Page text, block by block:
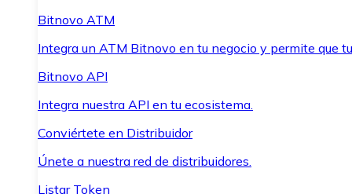
Bitnovo ATM
Integra un ATM Bitnovo en tu negocio y permite que
Bitnovo API
Integra nuestra API en tu ecosistema.
Conviértete en Distribuidor
Únete a nuestra red de distribuidores.
Listar Token